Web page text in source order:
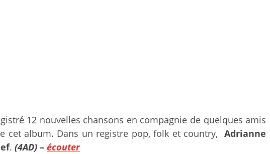
12 nouvelles chansons en compagnie de quelques amis
cet album. Dans un registre pop, folk et country, Adrianne
. (4AD) – écouter